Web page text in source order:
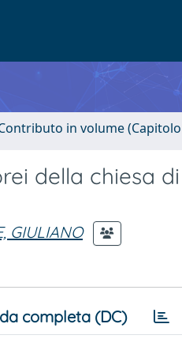
in volume
della chiesa
GIULIANO
completa (DC)